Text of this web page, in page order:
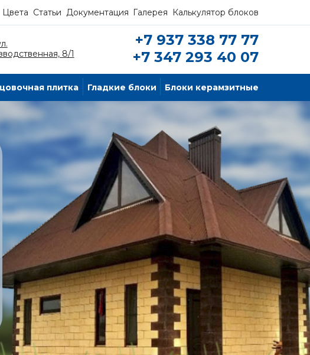
Цвета Статьи Документация Галерея Калькулятор блоков
8/1
+7 937 338 77 77
+7 347 293 40 07
плитка Гладкие блоки Блоки керамзитные